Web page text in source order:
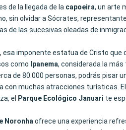
de la llegada de la capoeira, un arte
sin olvidar a Sócrates,
de las sucesivas oleadas de
, esa imponente estatua de Cristo que
como Ipanema, considerada la
de 80.000 personas, podrás pisar
con muchas atracciones turísticas. El
el
Parque Ecológico Januari te
Noronha ofrece una experiencia